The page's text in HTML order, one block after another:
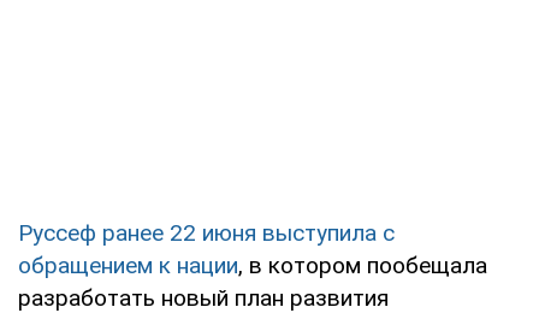
Руссеф ранее 22 июня выступила с
обращением к нации, в котором пообещала
разработать новый план развития